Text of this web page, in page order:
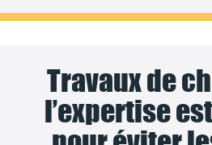
Travaux de
l’expertise